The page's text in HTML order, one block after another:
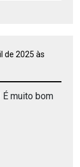
de 2025 às
É muito bom